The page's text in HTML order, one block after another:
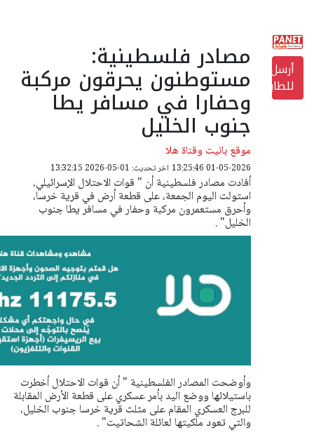
أرسل
للطابعة
مصادر فلسطينية:
مستوطنون يحرقون مركبة
وحفارا في مسافر يطا
جنوب الخليل
موقع بانيت وقناة هلا
01-05-2026 13:25:46 اخر تحديث: 01-05-2026 13:32:15
أفادت مصادر فلسطينية أن " قوات الاحتلال الإسرائيلي،
استولت اليوم الجمعة، على قطعة أرض في قرية خرسا،
وأحرق مستعمرون مركبة وحفار في مسافر يطا جنوب
الخليل" .
وأوضحت المصادر الفلسطينية " أن قوات الاحتلال أخطرت
باستيلائها ووضع اليد بأمر عسكري على قطعة الأرض المقابلة
للبرج العسكري المقام على مثلث قرية خرسا جنوب الخليل،
والتي تعود ملكيتها لعائلة الشحاتيت" .